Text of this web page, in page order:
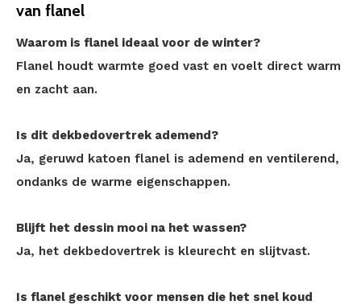
van flanel
Waarom is flanel ideaal voor de winter?
Flanel houdt warmte goed vast en voelt direct warm
en zacht aan.
Is dit dekbedovertrek ademend?
Ja, geruwd katoen flanel is ademend en ventilerend,
ondanks de warme eigenschappen.
Blijft het dessin mooi na het wassen?
Ja, het dekbedovertrek is kleurecht en slijtvast.
Is flanel geschikt voor mensen die het snel koud